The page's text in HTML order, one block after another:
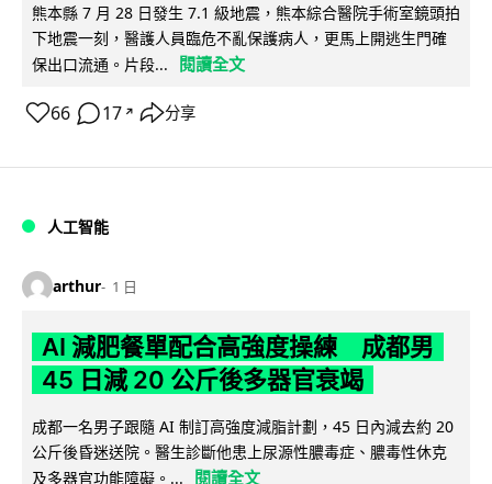
熊本縣 7 月 28 日發生 7.1 級地震，熊本綜合醫院手術室鏡頭拍
下地震一刻，醫護人員臨危不亂保護病人，更馬上開逃生門確
保出口流通。片段...
閱讀全文
66 17 ↗ 分享
人工智能
arthur 1 日
AI 減肥餐單配合高強度操練 成都男
45 日減 20 公斤後多器官衰竭
成都一名男子跟隨 AI 制訂高強度減脂計劃，45 日內減去約 20
公斤後昏迷送院。醫生診斷他患上尿源性膿毒症、膿毒性休克
及多器官功能障礙。...
閱讀全文